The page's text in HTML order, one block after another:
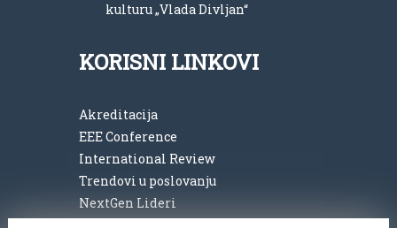
kulturu „Vlada Divljan“
KORISNI LINKOVI
Akreditacija
EEE Conference
International Review
Trendovi u poslovanju
NextGen Lideri